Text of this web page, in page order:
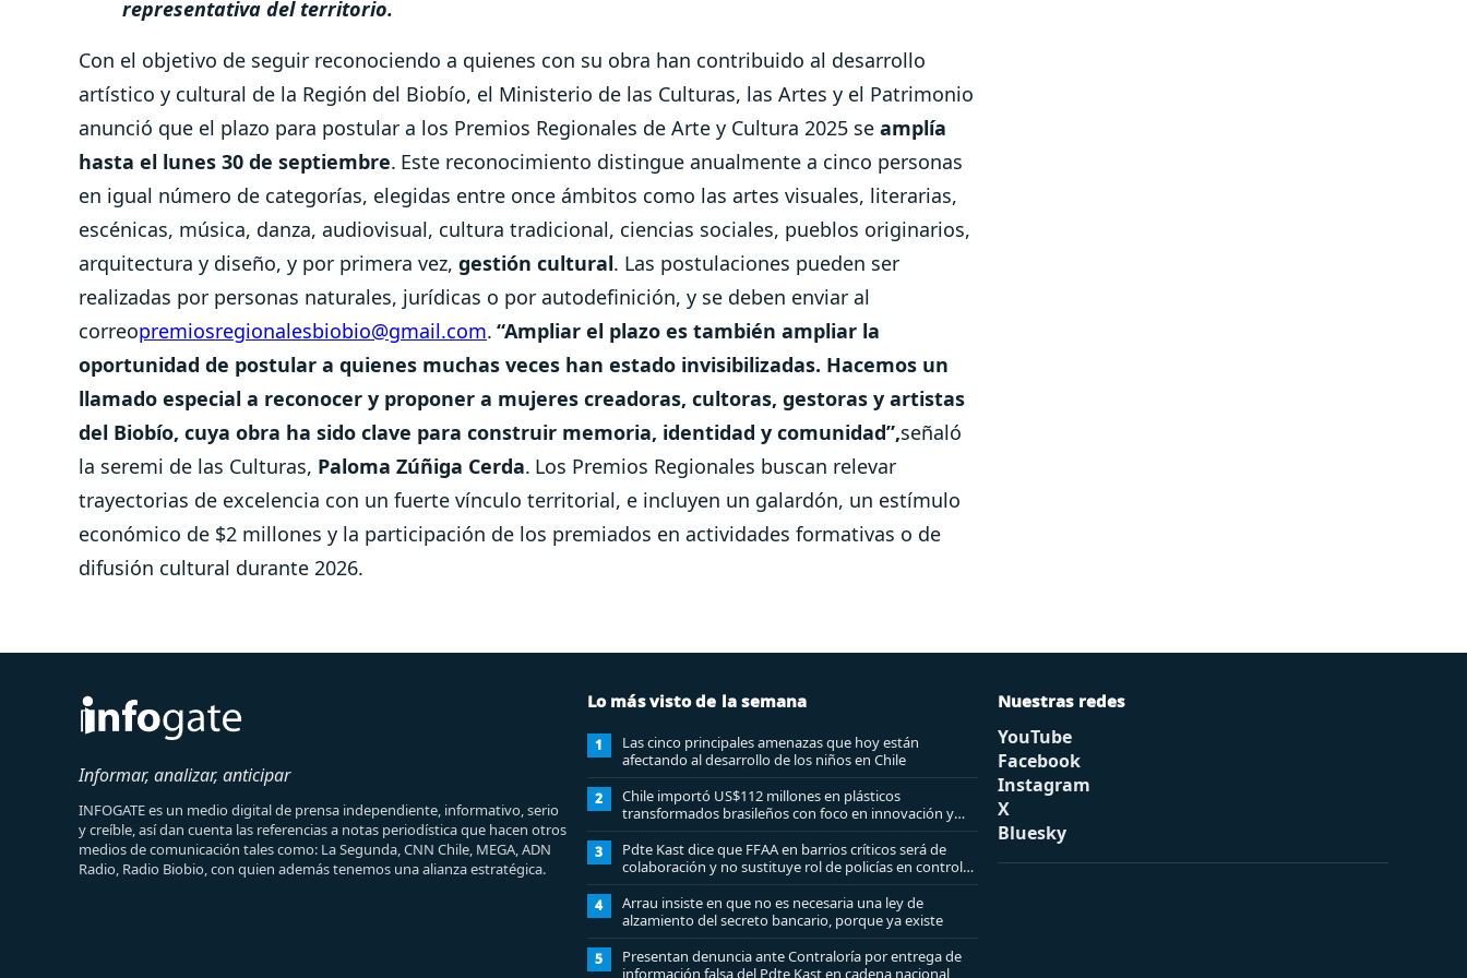
representativa del territorio.
Con el objetivo de seguir reconociendo a quienes con su obra han contribuido al desarrollo
artístico y cultural de la Región del Biobío, el Ministerio de las Culturas, las Artes y el Patrimonio
anunció que el plazo para postular a los Premios Regionales de Arte y Cultura 2025 se amplía
hasta el lunes 30 de septiembre. Este reconocimiento distingue anualmente a cinco personas
en igual número de categorías, elegidas entre once ámbitos como las artes visuales, literarias,
escénicas, música, danza, audiovisual, cultura tradicional, ciencias sociales, pueblos originarios,
arquitectura y diseño, y por primera vez, gestión cultural. Las postulaciones pueden ser
realizadas por personas naturales, jurídicas o por autodefinición, y se deben enviar al
correopremiosregionalesbiobio@gmail.com. “Ampliar el plazo es también ampliar la
oportunidad de postular a quienes muchas veces han estado invisibilizadas. Hacemos un
llamado especial a reconocer y proponer a mujeres creadoras, cultoras, gestoras y artistas
del Biobío, cuya obra ha sido clave para construir memoria, identidad y comunidad”,señaló
la seremi de las Culturas, Paloma Zúñiga Cerda. Los Premios Regionales buscan relevar
trayectorias de excelencia con un fuerte vínculo territorial, e incluyen un galardón, un estímulo
económico de $2 millones y la participación de los premiados en actividades formativas o de
difusión cultural durante 2026.
Informar, analizar, anticipar
INFOGATE es un medio digital de prensa independiente, informativo, serio
y creíble, así dan cuenta las referencias a notas periodística que hacen otros
medios de comunicación tales como: La Segunda, CNN Chile, MEGA, ADN
Radio, Radio Biobio, con quien además tenemos una alianza estratégica.
Lo más visto de la semana
1
Las cinco principales amenazas que hoy están
afectando al desarrollo de los niños en Chile
2
Chile importó US$112 millones en plásticos
transformados brasileños con foco en innovación y
sostenibilidad
3
Pdte Kast dice que FFAA en barrios críticos será de
colaboración y no sustituye rol de policías en control
del orden público
4
Arrau insiste en que no es necesaria una ley de
alzamiento del secreto bancario, porque ya existe
5
Presentan denuncia ante Contraloría por entrega de
información falsa del Pdte Kast en cadena nacional
Nuestras redes
YouTube
Facebook
Instagram
X
Bluesky